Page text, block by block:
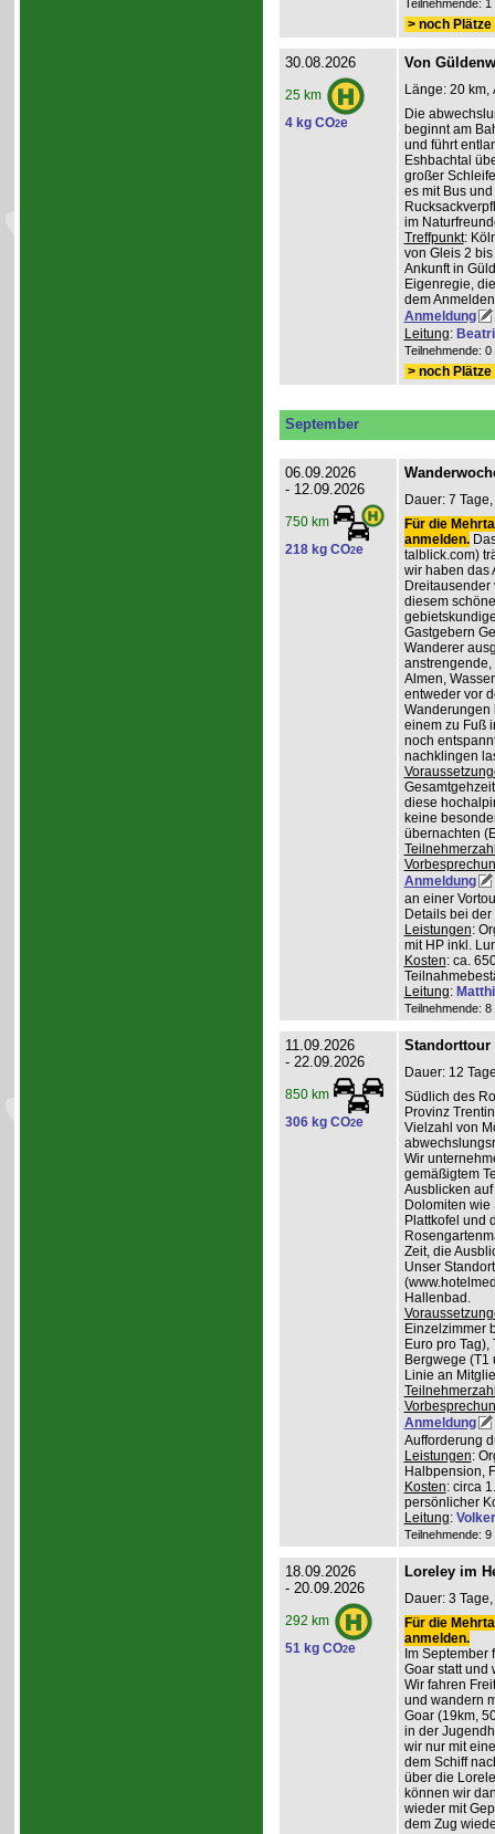
Teilnehmende:
> noch
30.08.2026
25 km
4 kg CO2e
Von
Länge: 20 km,
Die
beginnt am
und führt
Eshbachtal
großer
es mit Bus
im
Treffpunkt:
von Gleis 2
Ankunft in
Eigenregie,
dem
Anmeldung
Leitung:
Teilnehmende:
> noch
September
06.09.2026
- 12.09.2026
750 km
218 kg CO2e
Dauer: 7
Für die
anmelden.
talblick.com)
wir haben das
diesem
Gastgebern
Wanderer
Almen,
entweder vor
Wanderungen
einem zu Fuß
noch
nachklingen
diese
keine
übernachten
Anmeldung
an einer
Details bei
Leistungen:
mit HP inkl.
Kosten: ca.
Leitung:
Teilnehmende:
11.09.2026
- 22.09.2026
850 km
306 kg CO2e
Standorttour
Dauer: 12
Südlich des
Provinz
Vielzahl von
Wir
gemäßigtem
Ausblicken
Dolomiten wie
Plattkofel und
Zeit, die
Unser
Hallenbad.
Einzelzimmer
Euro pro
Bergwege (T1
Linie an
Anmeldung
Aufforderung
Leistungen:
Halbpension,
Kosten: circa
persönlicher
Leitung:
Teilnehmende:
18.09.2026
- 20.09.2026
292 km
51 kg CO2e
Loreley im
Dauer: 3
Für die
anmelden.
Im September
Goar statt und
Wir fahren
und wandern
Goar (19km,
in der
wir nur mit
dem Schiff
über die
können wir
wieder mit
dem Zug